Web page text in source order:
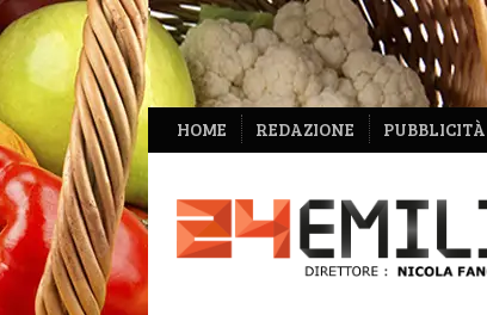
NAVIGAZIONE
SECONDARIA
HOME REDAZIONE PUBBLICITÀ